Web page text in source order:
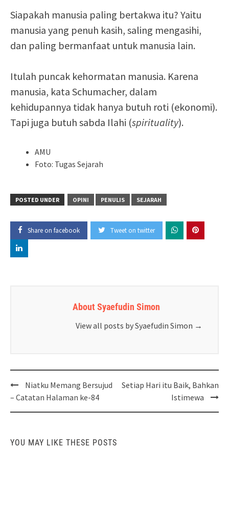
Siapakah manusia paling bertakwa itu? Yaitu
manusia yang penuh kasih, saling mengasihi,
dan paling bermanfaat untuk manusia lain.
Itulah puncak kehormatan manusia. Karena
manusia, kata Schumacher, dalam
kehidupannya tidak hanya butuh roti (ekonomi).
Tapi juga butuh sabda Ilahi (spirituality).
AMU
Foto: Tugas Sejarah
POSTED UNDER OPINI PENULIS SEJARAH
Share on facebook Tweet on twitter
About Syaefudin Simon
View all posts by Syaefudin Simon →
Post
navigation
Niatku Memang Bersujud
– Catatan Halaman ke-84
Setiap Hari itu Baik, Bahkan
Istimewa
YOU MAY LIKE THESE POSTS